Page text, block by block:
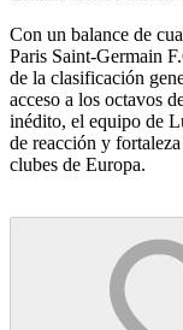
Con un balance de
Paris Saint-Germain
de la clasificación
acceso a los octavos
inédito, el equipo de
de reacción y
clubes de Europa.